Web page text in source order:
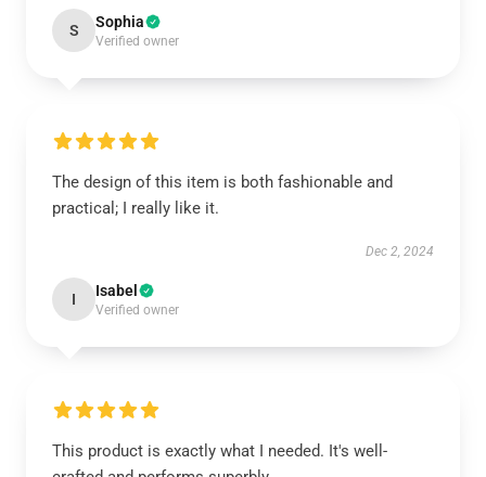
S Sophia
Verified owner
The design of this item is both fashionable and
practical; I really like it.
Dec 2, 2024
I Isabel
Verified owner
This product is exactly what I needed. It's well-